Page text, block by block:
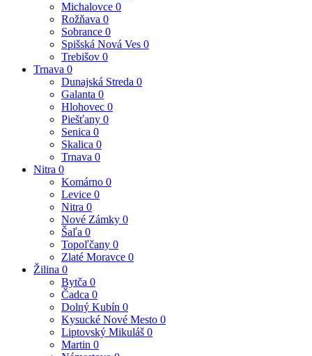
Michalovce 0
Rožňava 0
Sobrance 0
Spišská Nová Ves 0
Trebišov 0
Trnava 0
Dunajská Streda 0
Galanta 0
Hlohovec 0
Piešťany 0
Senica 0
Skalica 0
Trnava 0
Nitra 0
Komárno 0
Levice 0
Nitra 0
Nové Zámky 0
Šaľa 0
Topoľčany 0
Zlaté Moravce 0
Žilina 0
Bytča 0
Čadca 0
Dolný Kubín 0
Kysucké Nové Mesto 0
Liptovský Mikuláš 0
Martin 0